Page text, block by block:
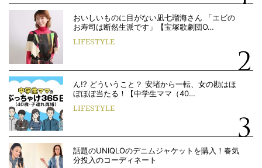
おいしいものに目がない凪七瑠海さん 「エビの
お寿司は断然生派です」【宝塚歌劇団O…
LIFESTYLE
ん!? どういうこと？ 安堵から一転、女の勘はほ
ぼほぼ当たる！【中学生ママ（40…
LIFESTYLE
話題のUNIQLOのデニムジャケットを購入！春気
分投入のコーディネート